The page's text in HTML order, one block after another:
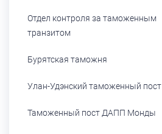
Отдел контроля за таможенным
транзитом
Бурятская таможня
Улан-Удэнский таможенный пост
Таможенный пост ДАПП Монды